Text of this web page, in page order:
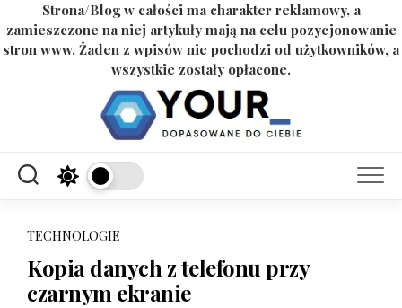
Strona/Blog w całości ma charakter reklamowy, a
zamieszczone na niej artykuły mają na celu pozycjonowanie
stron www. Żaden z wpisów nie pochodzi od użytkowników, a
wszystkie zostały opłacone.
TECHNOLOGIE
Kopia danych z telefonu przy
czarnym ekranie